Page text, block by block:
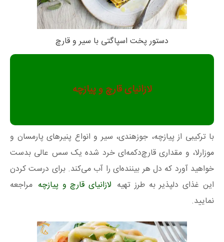
دستور پخت اسپاگتی با سیر و قارچ
لازانیای قارچ و پیازچه
با ترکیبی از پیازچه، جوزهندی، سیر و انواع پنیرهای پارمسان و
موزارلا، و مقداری قارچ‌دکمه‌ای خرد شده یک سس عالی بدست
خواهید آورد که دل هر بیننده‌ای را آب می‌کند. برای درست کردن
این غذای دلپذیر به طرز تهیه لازانیای قارچ و پیازچه مراجعه
نمایید.